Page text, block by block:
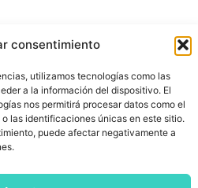
consentimiento
utilizamos tecnologías como las
a la información del dispositivo. El
nos permitirá procesar datos como el
las identificaciones únicas en este sitio.
puede afectar negativamente a